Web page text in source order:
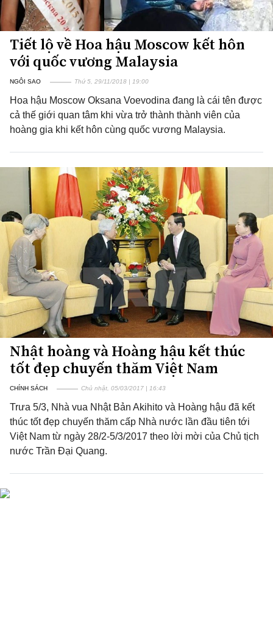
Tiết lộ về Hoa hậu Moscow kết hôn
với quốc vương Malaysia
NGÔI SAO Thứ 5, 29/11/2018 | 19:00
Hoa hậu Moscow Oksana Voevodina đang là cái tên được
cả thế giới quan tâm khi vừa trở thành thành viên của
hoàng gia khi kết hôn cùng quốc vương Malaysia.
Nhật hoàng và Hoàng hậu kết thúc
tốt đẹp chuyến thăm Việt Nam
CHÍNH SÁCH Chủ nhật, 05/03/2017 | 16:43
Trưa 5/3, Nhà vua Nhật Bản Akihito và Hoàng hậu đã kết
thúc tốt đẹp chuyến thăm cấp Nhà nước lần đầu tiên tới
Việt Nam từ ngày 28/2-5/3/2017 theo lời mời của Chủ tịch
nước Trần Đại Quang.